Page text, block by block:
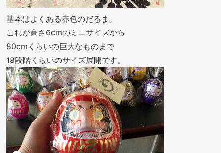
基本はよくある赤色のだるま。
これが高さ6cmのミニサイズから
80cmくらいの巨大なものまで
18段階くらいのサイズ展開です。